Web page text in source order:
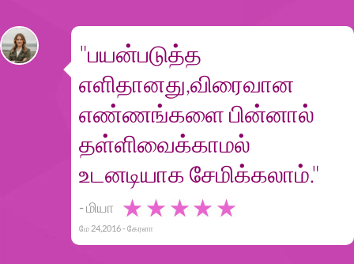
"பயன்படுத்த
எளிதானது,விரைவான
எண்ணங்களை பின்னால்
தள்ளிவைக்காமல்
உடனடியாக சேமிக்கலாம்."
- மியா
மே 24,2016 - கேரளா